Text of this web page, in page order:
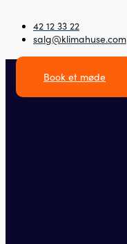
42 12 33 22
salg@klimahuse.com
Book et møde